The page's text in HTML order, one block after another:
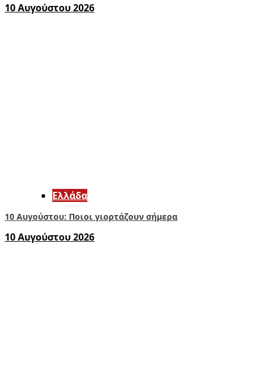
10 Αυγούστου 2026
Ελλάδα
10 Αυγούστου: Ποιοι γιορτάζουν σήμερα
10 Αυγούστου 2026